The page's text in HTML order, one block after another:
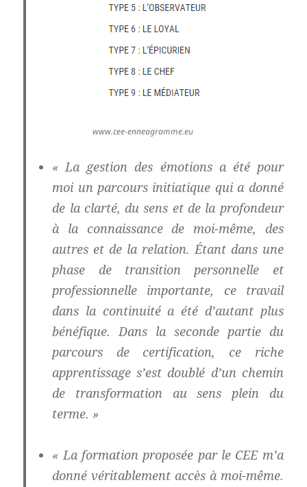
www.cee-enneagramme.eu
« La gestion des émotions a été pour
moi un parcours initiatique qui a donné
de la clarté, du sens et de la profondeur
à la connaissance de moi-même, des
autres et de la relation. Étant dans une
phase de transition personnelle et
professionnelle importante, ce travail
dans la continuité a été d’autant plus
bénéfique. Dans la seconde partie du
parcours de certification, ce riche
apprentissage s’est doublé d’un chemin
de transformation au sens plein du
terme. »
« La formation proposée par le CEE m’a
donné véritablement accès à moi-même.